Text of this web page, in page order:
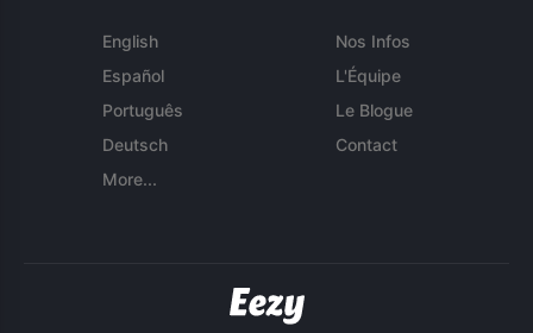
English
Español
Português
Deutsch
More...
Nos Infos
L'Équipe
Le Blogue
Contact